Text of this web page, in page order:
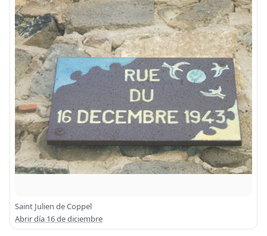
Saint Julien de Coppel
Abrir día 16 de diciembre